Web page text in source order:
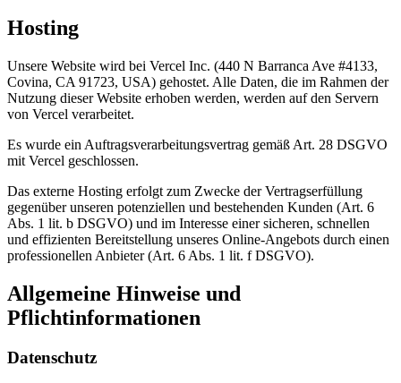
Hosting
Unsere Website wird bei Vercel Inc. (440 N Barranca Ave #4133,
Covina, CA 91723, USA) gehostet. Alle Daten, die im Rahmen der
Nutzung dieser Website erhoben werden, werden auf den Servern
von Vercel verarbeitet.
Es wurde ein Auftragsverarbeitungsvertrag gemäß Art. 28 DSGVO
mit Vercel geschlossen.
Das externe Hosting erfolgt zum Zwecke der Vertragserfüllung
gegenüber unseren potenziellen und bestehenden Kunden (Art. 6
Abs. 1 lit. b DSGVO) und im Interesse einer sicheren, schnellen
und effizienten Bereitstellung unseres Online-Angebots durch einen
professionellen Anbieter (Art. 6 Abs. 1 lit. f DSGVO).
Allgemeine Hinweise und
Pflichtinformationen
Datenschutz